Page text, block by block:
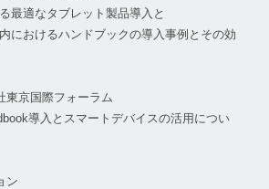
最適なタブレット製品導入と
おけるハンドブックの導入事例とその効
京国際フォーラム
導入とスマートデバイスの活用につい
ン